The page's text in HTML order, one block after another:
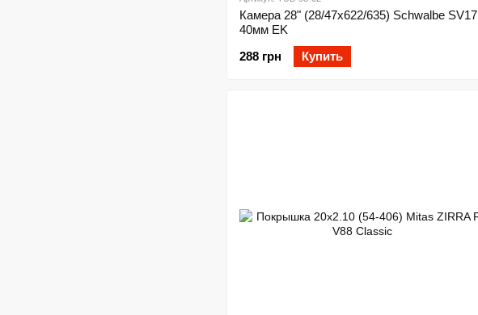
Камера 28" (28/47x622/635) Schwalbe SV17
40мм EK
288 грн
Купить